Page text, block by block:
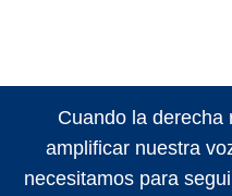
Cuando la derecha
amplificar nuestra
necesitamos para